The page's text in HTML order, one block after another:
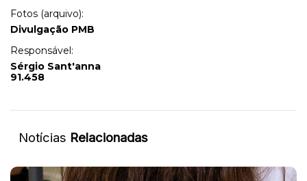
Fotos (arquivo):
Divulgação PMB
Responsável:
Sérgio Sant'anna
91.458
Notícias Relacionadas